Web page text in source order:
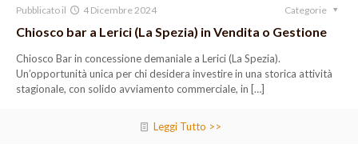
Pubblicato il 4 Dicembre 2024 Categorie
Chiosco bar a Lerici (La Spezia) in Vendita o Gestione
Chiosco Bar in concessione demaniale a Lerici (La Spezia).
Un’opportunità unica per chi desidera investire in una storica attività
stagionale, con solido avviamento commerciale, in […]
Leggi Tutto >>